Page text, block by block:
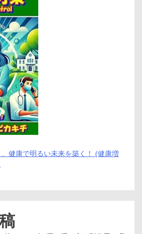
健康で明るい未来を築く！ (健康増